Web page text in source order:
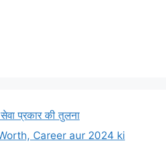
प्रकार की तुलना
Career aur 2024 ki